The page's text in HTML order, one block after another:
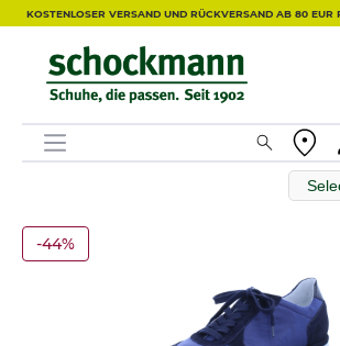
KOSTENLOSER VERSAND UND RÜCKVERSAND AB 80 EUR
-44%